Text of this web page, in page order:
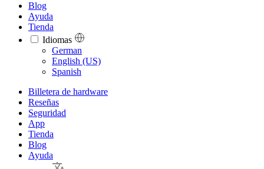
Blog
Ayuda
Tienda
Idiomas
Languages
German
English (US)
Spanish
Billetera de hardware
Reseñas
Seguridad
App
Tienda
Blog
Ayuda